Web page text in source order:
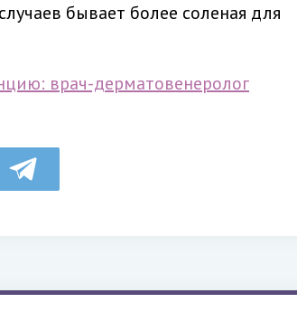
бывает более соленая для
врач-дерматовенеролог